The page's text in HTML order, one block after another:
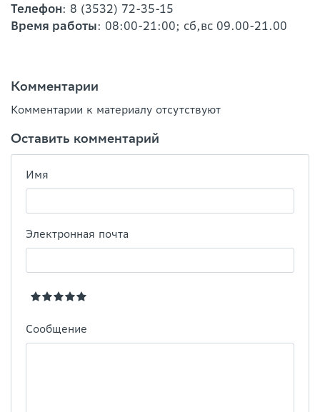
Телефон: 8 (3532) 72-35-15
Время работы: 08:00-21:00; сб,вс 09.00-21.00
Комментарии
Комментарии к материалу отсутствуют
Оставить комментарий
Имя
Электронная почта
Сообщение